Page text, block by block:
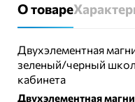
О товаре
Двухэлементная
зеленый/черный
кабинета
Двухэлементная